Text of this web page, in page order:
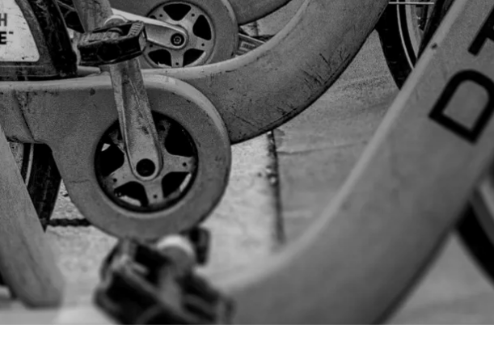
Reykjavik
Riga
Rom
San Francisco
Sarajevo
Washington
Zagreb